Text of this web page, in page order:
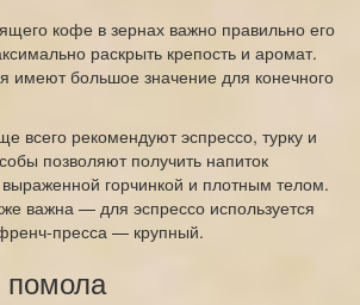
кофе в зернах важно правильно его
раскрыть крепость и аромат.
имеют большое значение для конечного
всего рекомендуют эспрессо, турку и
позволяют получить напиток
горчинкой и плотным телом.
важна — для эспрессо используется
пресса — крупный.
помола